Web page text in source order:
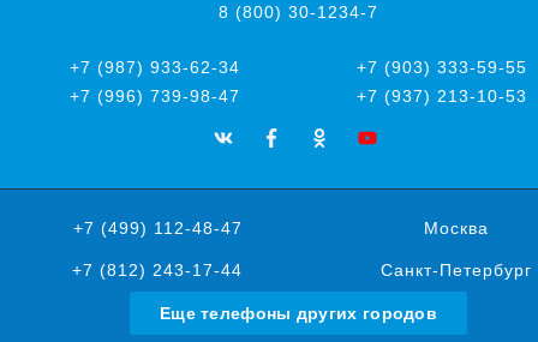
8 (800) 30-1234-7
+7 (987) 933-62-34
+7 (903) 333-59-55
+7 (996) 739-98-47
+7 (937) 213-10-53
+7 (499) 112-48-47 Москва
+7 (812) 243-17-44 Санкт-Петербург
Еще телефоны других городов